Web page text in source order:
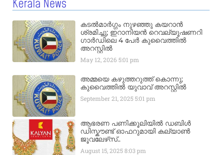
Kerala News
കടൽമാർഗ്ഗം നുഴഞ്ഞു കയറാൻ
ശ്രമിച്ചു; ഇറാനിയൻ റെവല്യൂഷണറി
ഗാർഡിലെ 4 പേർ കുവൈത്തിൽ
അറസ്റ്റിൽ
May 12, 20265:01 pm
അമ്മയെ കഴുത്തറുത്ത് കൊന്നു;
കുവൈത്തിൽ യുവാവ് അറസ്റ്റിൽ
September 21, 20255:01 pm
ആഭരണ പണിക്കൂലിയിൽ ഡബിൾ
ഡിസ്കൗണ്ട് ഓഫറുമായി കല്യാൺ
ജൂവലേഴ്‌സ്..
August 15, 20258:03 pm